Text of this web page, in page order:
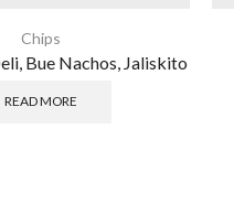
Chips
Bue Nachos, Jaliskito
READ MORE